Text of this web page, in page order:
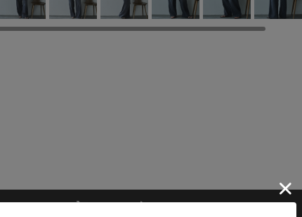
カートに入れる